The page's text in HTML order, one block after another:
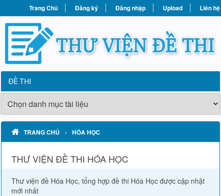
Trang Chủ Đăng ký Đăng nhập Upload Liên hệ
ĐỀ THI
TRANG CHỦ › HÓA HỌC
THƯ VIỆN ĐỀ THI HÓA HỌC
Thư viện đề Hóa Học, tổng hợp đề thi Hóa Học được cập nhật
mới nhất